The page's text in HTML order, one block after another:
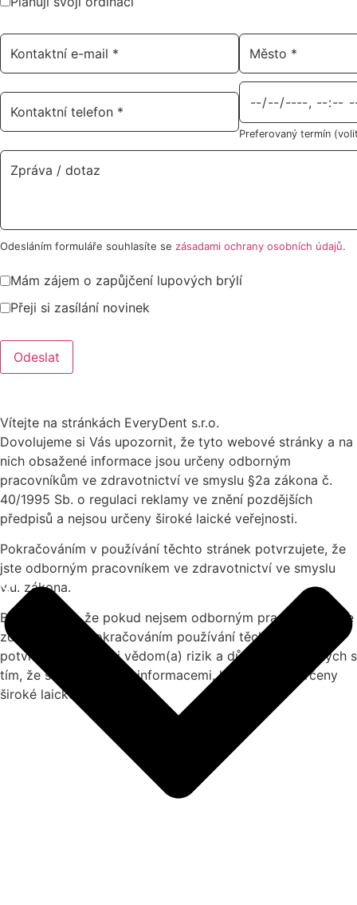
Preferovaný termín
Odesláním formuláře souhlasíte se zásadami ochrany osobních údajů.
Mám zájem o zapůjčení lupových brýlí
Přeji si zasílání novinek
Odeslat
Vítejte na stránkách EveryDent s.r.o.
Dovolujeme si Vás upozornit, že tyto webové stránky a na
nich obsažené informace jsou určeny odborným
pracovníkům ve zdravotnictví ve smyslu §2a zákona č.
40/1995 Sb. o regulaci reklamy ve znění pozdějších
předpisů a nejsou určeny široké laické veřejnosti.
Pokračováním v používání těchto stránek potvrzujete, že
jste odborným pracovníkem ve zdravotnictví ve smyslu
v.u. zákona.
Beru v potaz, že pokud nejsem odborným pracovníkem ve
zdravotnictví, pokračováním používání těchto stránek
potvrzuji, že jsem si vědom(a) rizik a důsledků spojených s
tím, že se seznámím s informacemi, které nejsou určeny
široké laické veřejnosti.